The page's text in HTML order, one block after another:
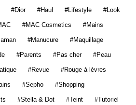
Dior Haul Lifestyle Look
MAC Cosmetics Mains
Manucure Maquillage
Parents Pas cher Peau
Revue Rouge à lèvres
Sepho Shopping
Stella & Dot Teint Tutoriel